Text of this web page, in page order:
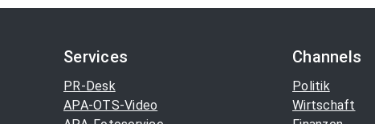
Services
PR-Desk
APA-OTS-Video
Channels
Politik
Wirtschaft